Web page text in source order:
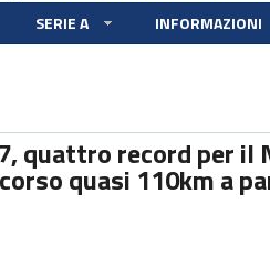
SERIE A INFORMAZIONI
quattro record per il
quasi 110km a